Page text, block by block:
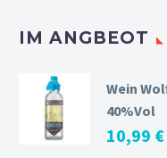
IM ANGBEOT
Wein
40%Vol
10,99 €